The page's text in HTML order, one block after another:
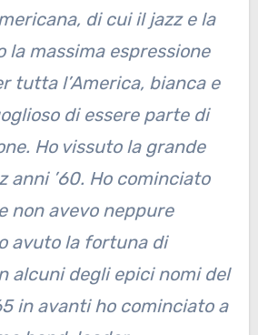
di cui il jazz e la
la massima espressione
tutta l’America, bianca e
di essere parte di
Ho vissuto la grande
anni ’60. Ho cominciato
non avevo neppure
avuto la fortuna di
alcuni degli epici nomi del
in avanti ho cominciato a